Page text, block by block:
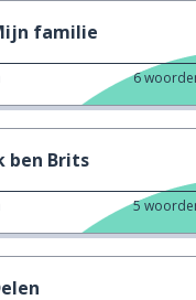
familie
6
ben Brits
5